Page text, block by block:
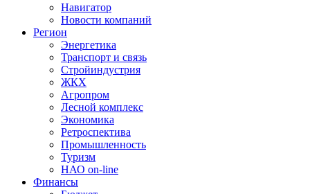
Навигатор
Новости компаний
Регион
Энергетика
Транспорт и связь
Стройиндустрия
ЖКХ
Агропром
Лесной комплекс
Экономика
Ретроспектива
Промышленность
Туризм
НАО on-line
Финансы